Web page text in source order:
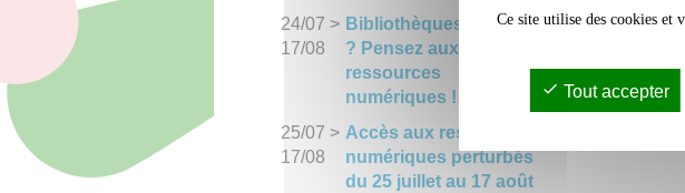
24/07 >
17/08
Bibliothèques fermées
? Pensez aux
ressources
numériques !
25/07 >
17/08
Accès aux ressources
numériques perturbés
du 25 juillet au 17 août
Ce site utilise des cookies et
Tout accepter